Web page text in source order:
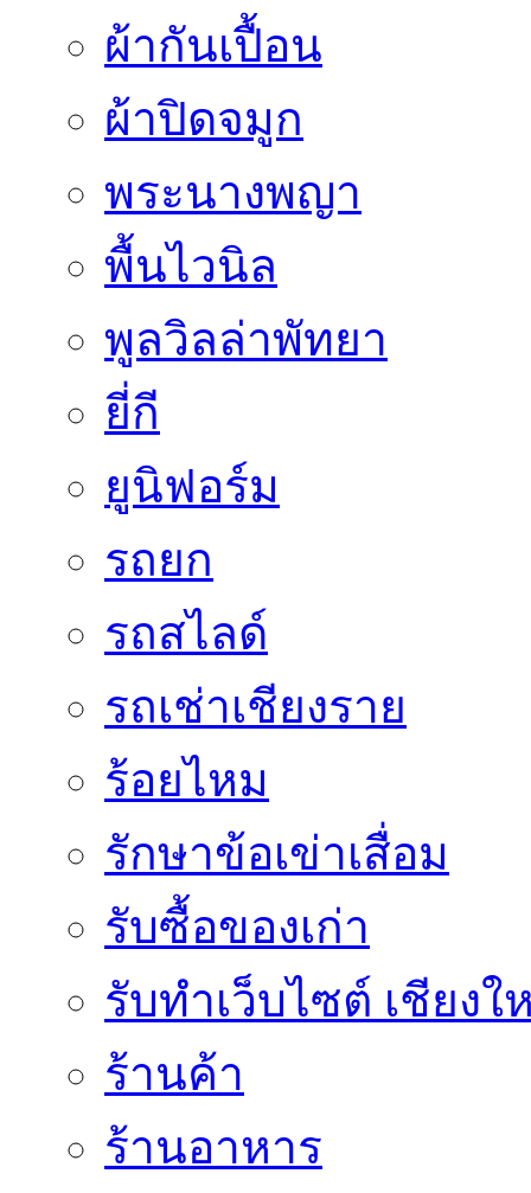
ผ้ากันเปื้อน
ผ้าปิดจมูก
พระนางพญา
พื้นไวนิล
พูลวิลล่าพัทยา
ยี่กี
ยูนิฟอร์ม
รถยก
รถสไลด์
รถเช่าเชียงราย
ร้อยไหม
รักษาข้อเข่าเสื่อม
รับซื้อของเก่า
รับทำเว็บไซต์ เชียงใ
ร้านค้า
ร้านอาหาร